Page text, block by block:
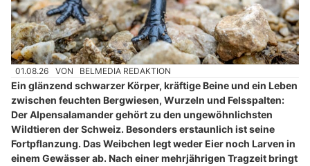
01.08.26 VON BELMEDIA REDAKTION
Ein glänzend schwarzer Körper, kräftige Beine und ein Leben
zwischen feuchten Bergwiesen, Wurzeln und Felsspalten:
Der Alpensalamander gehört zu den ungewöhnlichsten
Wildtieren der Schweiz. Besonders erstaunlich ist seine
Fortpflanzung. Das Weibchen legt weder Eier noch Larven in
einem Gewässer ab. Nach einer mehrjährigen Tragzeit bringt